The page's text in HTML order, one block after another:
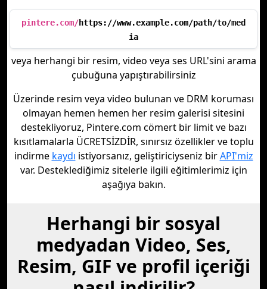
pintere.com/https://www.example.com/path/to/med
ia
veya herhangi bir resim, video veya ses URL'sini arama
çubuğuna yapıştırabilirsiniz
Üzerinde resim veya video bulunan ve DRM koruması
olmayan hemen hemen her resim galerisi sitesini
destekliyoruz, Pintere.com cömert bir limit ve bazı
kısıtlamalarla ÜCRETSİZDİR, sınırsız özellikler ve toplu
indirme kaydı istiyorsanız, geliştiriciyseniz birAPI'miz
var. Desteklediğimiz sitelerle ilgili eğitimlerimiz için
aşağıya bakın.
Herhangi bir sosyal
medyadan Video, Ses,
Resim, GIF ve profil içeriği